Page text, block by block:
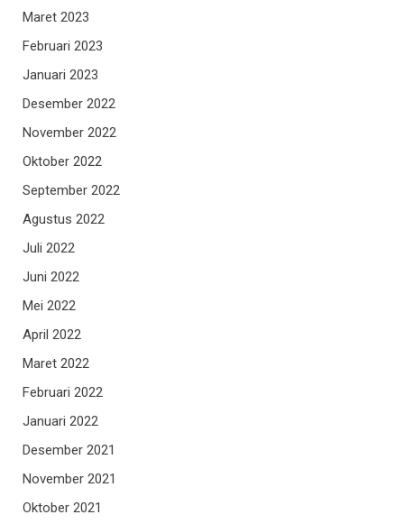
Maret 2023
Februari 2023
Januari 2023
Desember 2022
November 2022
Oktober 2022
September 2022
Agustus 2022
Juli 2022
Juni 2022
Mei 2022
April 2022
Maret 2022
Februari 2022
Januari 2022
Desember 2021
November 2021
Oktober 2021